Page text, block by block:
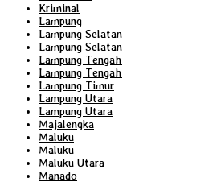
Kriminal
Lampung
Lampung Selatan
Lampung Selatan
Lampung Tengah
Lampung Tengah
Lampung Timur
Lampung Utara
Lampung Utara
Majalengka
Maluku
Maluku
Maluku Utara
Manado